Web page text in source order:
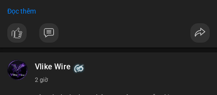
#binancesquare
$btc
📰 Nguồn: Cointelegraph
Đọc thêm
Vlike Wire
2 giờ